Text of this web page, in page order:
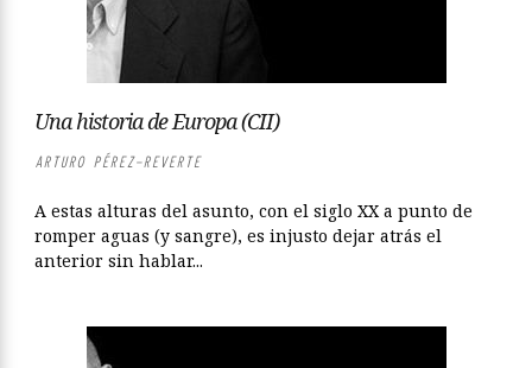
Una historia de Europa (CII)
ARTURO PÉREZ-REVERTE
A estas alturas del asunto, con el siglo XX a punto de
romper aguas (y sangre), es injusto dejar atrás el
anterior sin hablar...